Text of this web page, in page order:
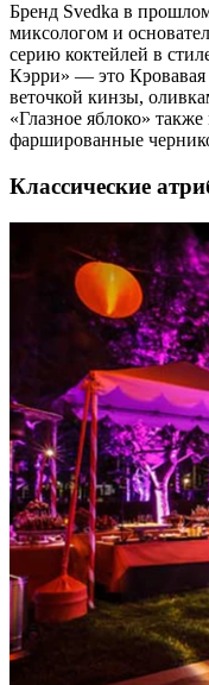
Бренд Svedka в
миксологом и
серию коктейлей в
Кэрри» — это Кровавая
веточкой кинзы,
«Глазное яблоко»
фаршированные
Классические